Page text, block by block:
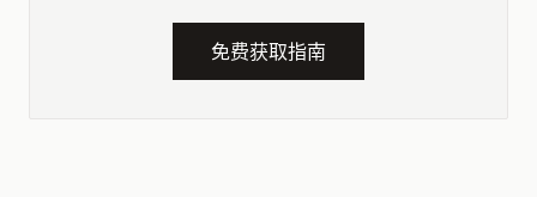
免费获取指南